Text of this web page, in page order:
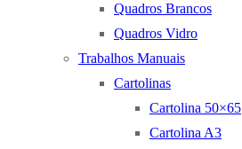
Quadros Brancos
Quadros Vidro
Trabalhos Manuais
Cartolinas
Cartolina 50×65
Cartolina A3